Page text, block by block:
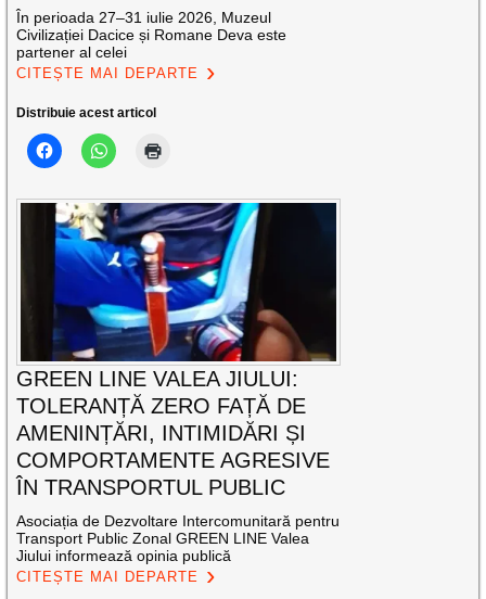
În perioada 27–31 iulie 2026, Muzeul
Civilizației Dacice și Romane Deva este
partener al celei
CITEȘTE MAI DEPARTE
Distribuie acest articol
GREEN LINE VALEA JIULUI:
TOLERANȚĂ ZERO FAȚĂ DE
AMENINȚĂRI, INTIMIDĂRI ȘI
COMPORTAMENTE AGRESIVE
ÎN TRANSPORTUL PUBLIC
Asociația de Dezvoltare Intercomunitară pentru
Transport Public Zonal GREEN LINE Valea
Jiului informează opinia publică
CITEȘTE MAI DEPARTE